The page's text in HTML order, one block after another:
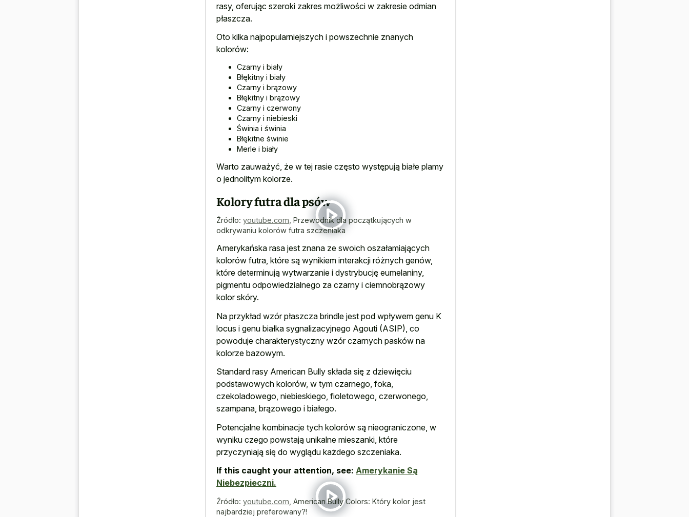
rasy, oferując szeroki zakres możliwości w zakresie odmian
płaszcza.
Oto kilka najpopularniejszych i powszechnie znanych
kolorów:
Czarny i biały
Błękitny i biały
Czarny i brązowy
Błękitny i brązowy
Czarny i czerwony
Czarny i niebieski
Świnia i świnia
Błękitne świnie
Merle i biały
Warto zauważyć, że w tej rasie często występują białe plamy
o jednolitym kolorze.
Kolory futra dla psów
Źródło: youtube.com Przewodnik dla początkujących w
odkrywaniu kolorów futra szczeniaka
Amerykańska rasa jest znana ze swoich oszałamiających
kolorów futra, które są wynikiem interakcji różnych genów,
które determinują wytwarzanie i dystrybucję eumelaniny,
pigmentu odpowiedzialnego za czarny i ciemnobrązowy
kolor skóry.
Na przykład wzór płaszcza brindle jest pod wpływem genu K
locus i genu białka sygnalizacyjnego Agouti (ASIP), co
powoduje charakterystyczny wzórczarnych pasków na
kolorze bazowym.
Standard rasy American Bully składa się z dziewięciu
podstawowych kolorów, w tym czarnego, foka,
czekoladowego, niebieskiego, fioletowego, czerwonego,
szampana, brązowego i białego.
Potencjalne kombinacje tych kolorów są nieograniczone, w
wyniku czego powstają unikalne mieszanki, które
przyczyniają się do wyglądu każdego szczeniaka.
If this caught your attention, see: Amerykanie Są
Niebezpieczni.
Źródło: youtube.com American Bully Colors: Który kolor jest
najbardziej preferowany?!